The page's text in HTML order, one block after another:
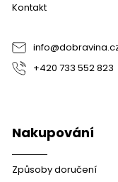
Kontakt
info@
+420 733 552 823
Nakupování
Způsoby doručení